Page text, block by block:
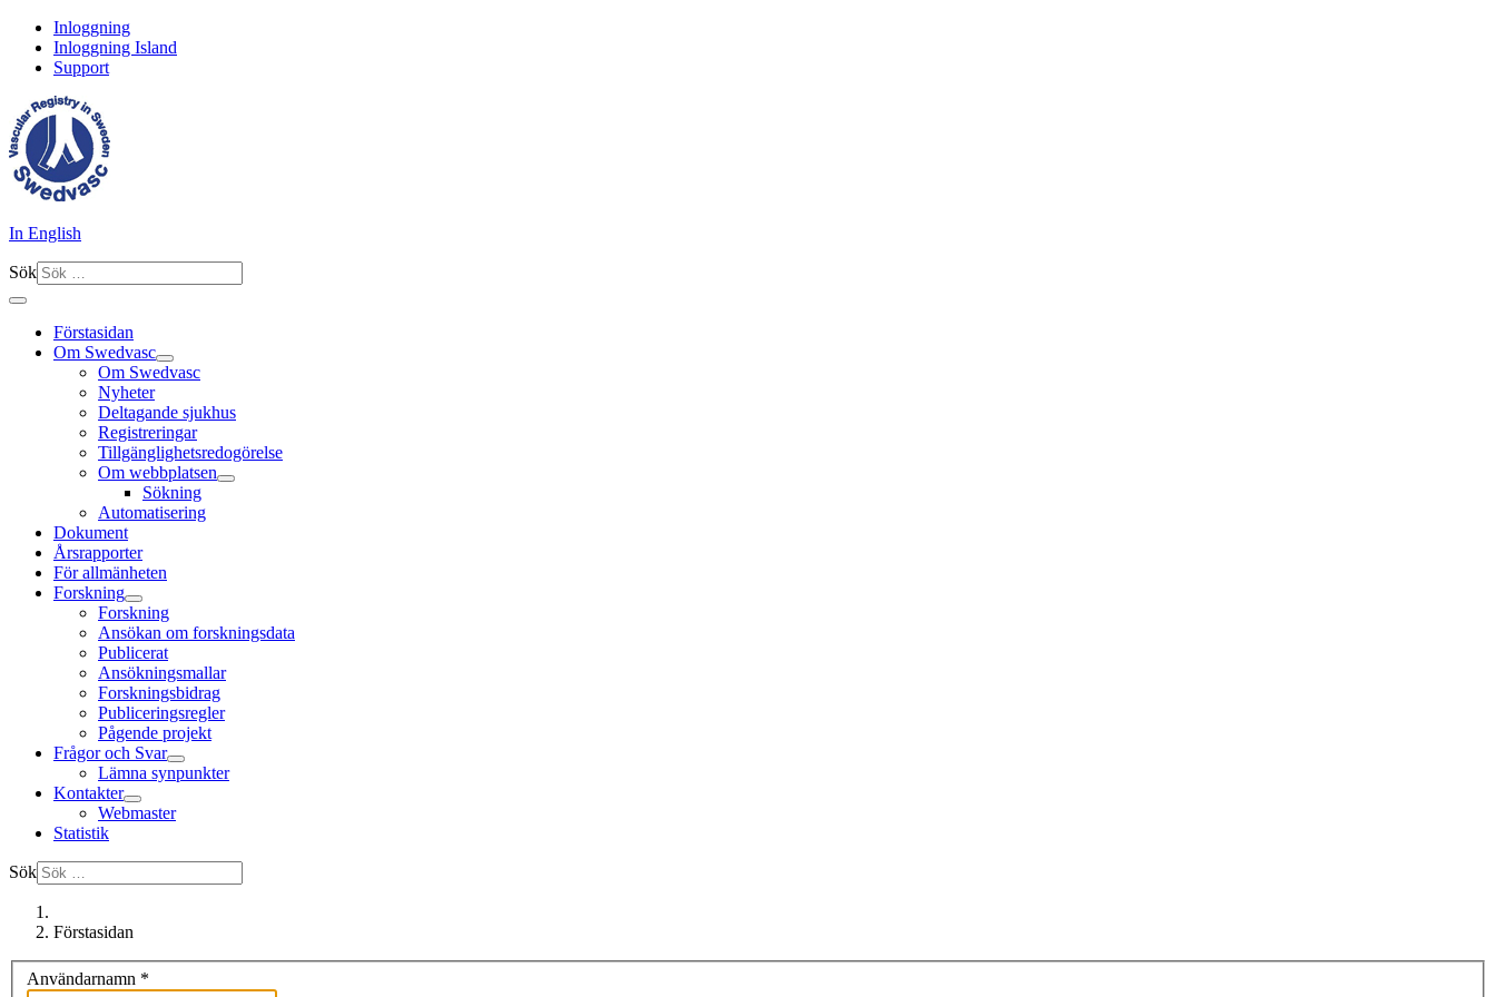
Inloggning
Inloggning Island
Support
In English
Sök
Förstasidan
Om Swedvasc
Om Swedvasc
Nyheter
Deltagande sjukhus
Registreringar
Tillgänglighetsredogörelse
Om webbplatsen
Sökning
Automatisering
Dokument
Årsrapporter
För allmänheten
Forskning
Forskning
Ansökan om forskningsdata
Publicerat
Ansökningsmallar
Forskningsbidrag
Publiceringsregler
Pågende projekt
Frågor och Svar
Lämna synpunkter
Kontakter
Webmaster
Statistik
Sök
Förstasidan
Användarnamn *